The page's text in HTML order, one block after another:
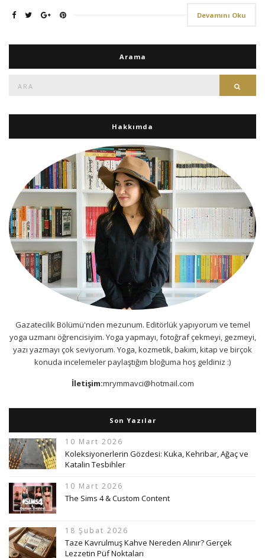
Devamını Oku
Arama
Hakkımda
Gazatecilik Bölümü'nden mezunum. Editörlük yapıyorum ve temel
yoga uzmanı öğrencisiyim. Yoga yapmayı, fotoğraf çekmeyi, gezmeyi,
yazı yazmayı çok seviyorum. Yoga, kozmetik, bakım, kitap ve birçok
konuda incelemeler paylaştığım bloğuma hoş geldiniz :)
İletişim:mrymmavci@hotmail.com
Son Yazılar
10 Mart 2026
Koleksiyonerlerin Gözdesi: Kuka, Kehribar, Ağaç ve
Katalin Tesbihler
10 Mart 2026
The Sims 4 & Custom Content
18 Şubat 2026
Taze Kavrulmuş Kahve Nereden Alınır? Gerçek
Lezzetin Püf Noktaları